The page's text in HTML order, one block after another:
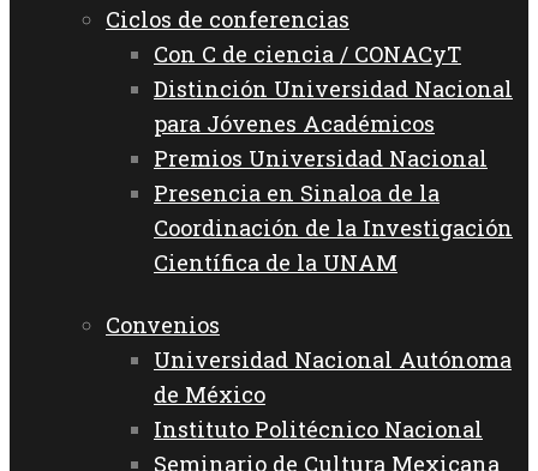
Ciclos de conferencias
Con C de ciencia / CONACyT
Distinción Universidad Nacional
para Jóvenes Académicos
Premios Universidad Nacional
Presencia en Sinaloa de la
Coordinación de la Investigación
Científica de la UNAM
Convenios
Universidad Nacional Autónoma
de México
Instituto Politécnico Nacional
Seminario de Cultura Mexicana